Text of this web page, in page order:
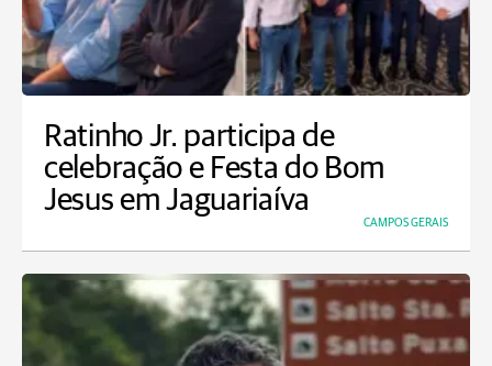
Ratinho Jr. participa de
celebração e Festa do Bom
Jesus em Jaguariaíva
CAMPOS GERAIS